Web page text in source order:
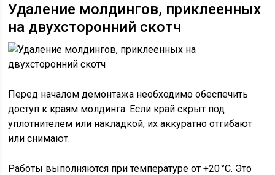
Удаление молдингов, приклеенных
на двухсторонний скотч
Перед началом демонтажа необходимо обеспечить
доступ к краям молдинга. Если край скрыт под
уплотнителем или накладкой, их аккуратно отгибают
или снимают.
Работы выполняются при температуре от +20 °C. Это